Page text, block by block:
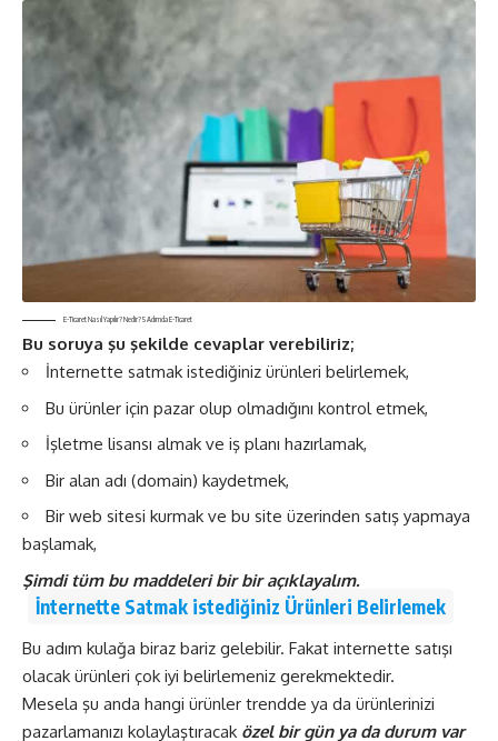
E-Ticaret Nasıl Yapılır? Nedir? 5 Adımda E-Ticaret
Bu soruya şu şekilde cevaplar verebiliriz;
İnternette satmak istediğiniz ürünleri belirlemek,
Bu ürünler için pazar olup olmadığını kontrol etmek,
İşletme lisansı almak ve iş planı hazırlamak,
Bir alan adı (domain) kaydetmek,
Bir web sitesi kurmak ve bu site üzerinden satış yapmaya
başlamak,
Şimdi tüm bu maddeleri bir bir açıklayalım.
İnternette Satmak istediğiniz Ürünleri Belirlemek
Bu adım kulağa biraz bariz gelebilir. Fakat internette satışı
olacak ürünleri çok iyi belirlemeniz gerekmektedir.
Mesela şu anda hangi ürünler trendde ya da ürünlerinizi
pazarlamanızı kolaylaştıracak özel bir gün ya da durum var